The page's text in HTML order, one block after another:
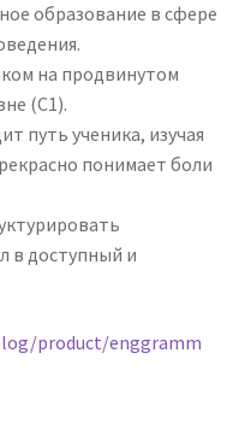
образование в сфере
на продвинутом
(С1).
путь ученика, изучая
понимает боли
в доступный и
product/enggramm